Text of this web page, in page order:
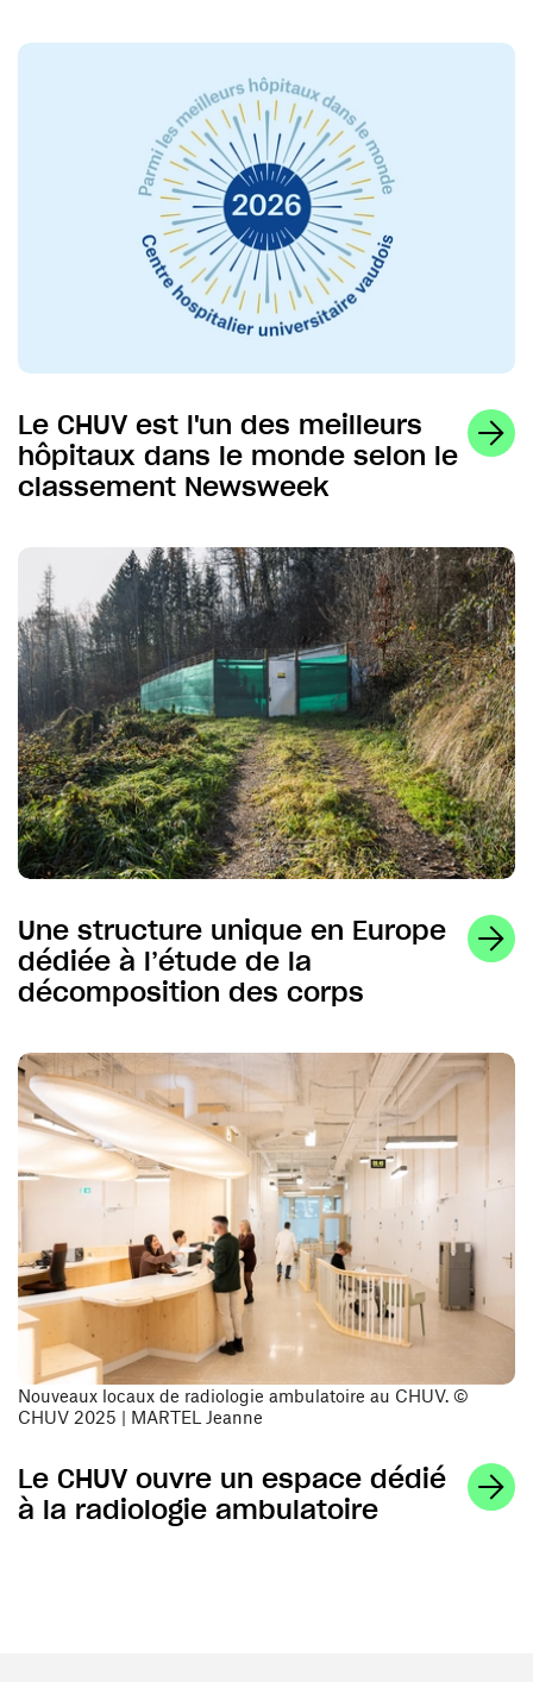
Le CHUV est l'un des meilleurs
hôpitaux dans le monde selon le
classement Newsweek
Une structure unique en Europe
dédiée à l’étude de la
décomposition des corps
Nouveaux locaux de radiologie ambulatoire au CHUV. ©
CHUV 2025 | MARTEL Jeanne
Le CHUV ouvre un espace dédié
à la radiologie ambulatoire